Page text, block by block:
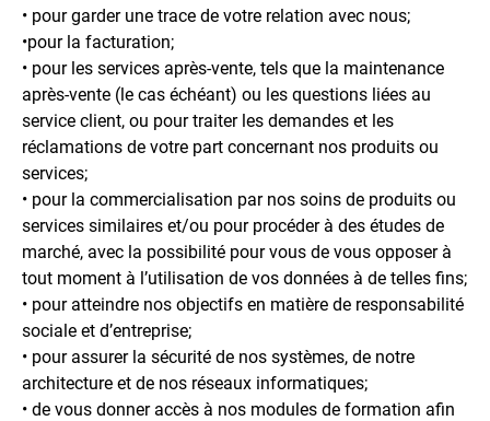
• pour garder une trace de votre relation avec nous;
•pour la facturation;
• pour les services après-vente, tels que la maintenance
après-vente (le cas échéant) ou les questions liées au
service client, ou pour traiter les demandes et les
réclamations de votre part concernant nos produits ou
services;
• pour la commercialisation par nos soins de produits ou
services similaires et/ou pour procéder à des études de
marché, avec la possibilité pour vous de vous opposer à
tout moment à l’utilisation de vos données à de telles fins;
• pour atteindre nos objectifs en matière de responsabilité
sociale et d’entreprise;
• pour assurer la sécurité de nos systèmes, de notre
architecture et de nos réseaux informatiques;
• de vous donner accès à nos modules de formation afin